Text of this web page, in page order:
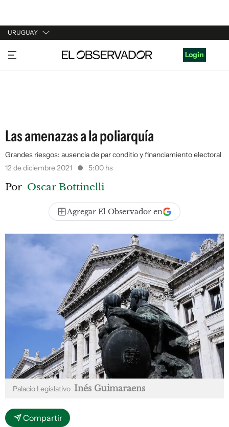
URUGUAY
URUGUAY
ARGENTINA
Login
Las amenazas a la poliarquía
Grandes riesgos: ausencia de par conditio y financiamiento electoral
12 de diciembre 2021
5:00 hs
Por Oscar Bottinelli
Agregar El Observador en
Palacio Legislativo Inés Guimaraens
Compartir